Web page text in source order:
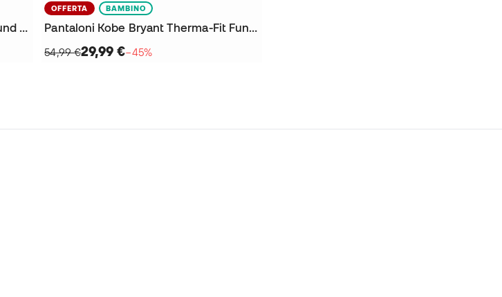
Pantaloncini Kobe Bryant Dri-Fit Fund da Bambino
OFFERTA BAMBINO
Pantaloni Kobe Bryant Therma-Fit Fundamental da Bambino
54,99 €29,99 €−45%